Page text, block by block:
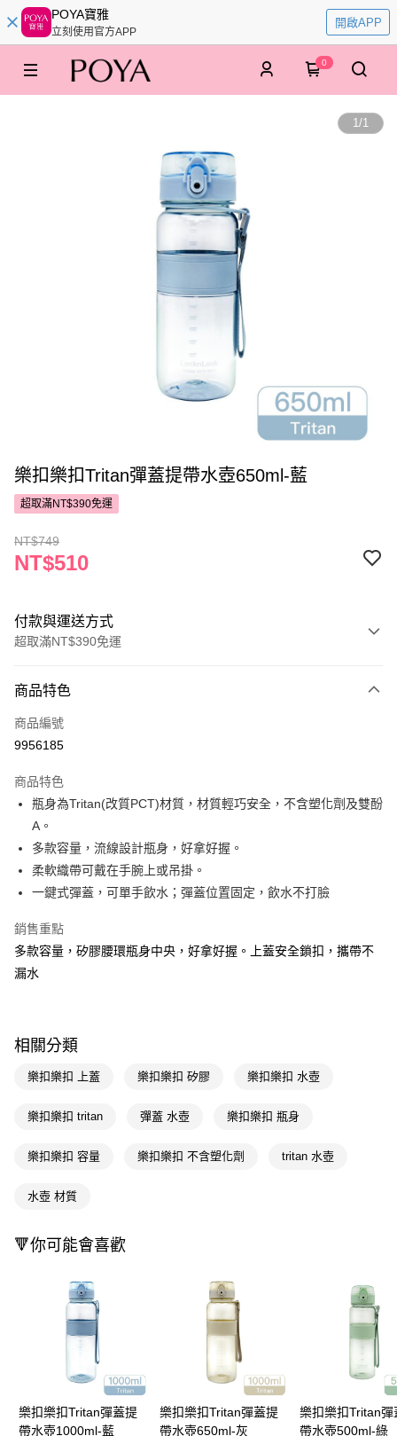
POYA寶雅
立刻使用官方APP
開啟APP
0
1/1
樂扣樂扣Tritan彈蓋提帶水壺650ml-藍
超取滿NT$390免運
NT$749
NT$510
付款與運送方式
超取滿NT$390免運
POYA支付
信用卡一次付款
LINE Pay
Apple Pay
街口支付
悠遊付
Google Pay
便利好安心！
１．簡單：不需註冊會員、不需綁卡、不需儲值。
２．便利：只要手機號碼，簡訊認證，即可結帳。
３．安心：先確認商品／服務後，再付款。
【「AFTEE先享後付」結帳流程】
結帳頁面，進行簡訊認證並確認金額後，即可完成結帳。
２．訂單成立數日內，您將收到繳費通知簡訊。
ATM／網路銀行／等多元方式進行付款，方視為交易完成。
後付繳納相關費用。
客戶支援中心」 https://netprotections.freshdesk.com/support/home
【注意事項】
１．透過由恩沛科技股份有限公司提供之「AFTEE先享後付」服務完成之交
易，需依本服務之必要範圍內提供個人資料，並將交易相關給付款項請求債
權轉讓予恩沛科技股份有限公司。
２．關於個人資料處理事宜，請瀏覽以下網址：
https://aftee.tw/terms/#terms3
３．未成年的使用者請事先徵得法定代理人或監護人之同意方可使用
每筆NT$65，滿NT$390(含以上)免運費
付款後全家取貨
萊爾富取貨付款
每筆NT$65，滿NT$490(含以上)免運費
7-11取貨付款
每筆NT$65，滿NT$490(含以上)免運費
付款後7-11取貨
每筆NT$65，滿NT$490(含以上)免運費
宅配(本島)
商品特色
商品編號
9956185
商品特色
瓶身為Tritan(改質PCT)材質，材質輕巧安全，不含塑化劑及雙酚
A。
多款容量，流線設計瓶身，好拿好握。
柔軟織帶可戴在手腕上或吊掛。
一鍵式彈蓋，可單手飲水；彈蓋位置固定，飲水不打臉
銷售重點
多款容量，矽膠腰環瓶身中央，好拿好握。上蓋安全鎖扣，攜帶不
漏水
相關分類
樂扣樂扣 上蓋 樂扣樂扣 矽膠 樂扣樂扣 水壺
樂扣樂扣 tritan 彈蓋 水壺 樂扣樂扣 瓶身
樂扣樂扣 容量 樂扣樂扣 不含塑化劑 tritan 水壺
水壺 材質
🔻你可能會喜歡
樂扣樂扣Tritan彈蓋提
帶水壺1000ml-藍
樂扣樂扣Tritan彈蓋提
帶水壺650ml-灰
樂扣樂扣Tritan彈
帶水壺500ml-綠